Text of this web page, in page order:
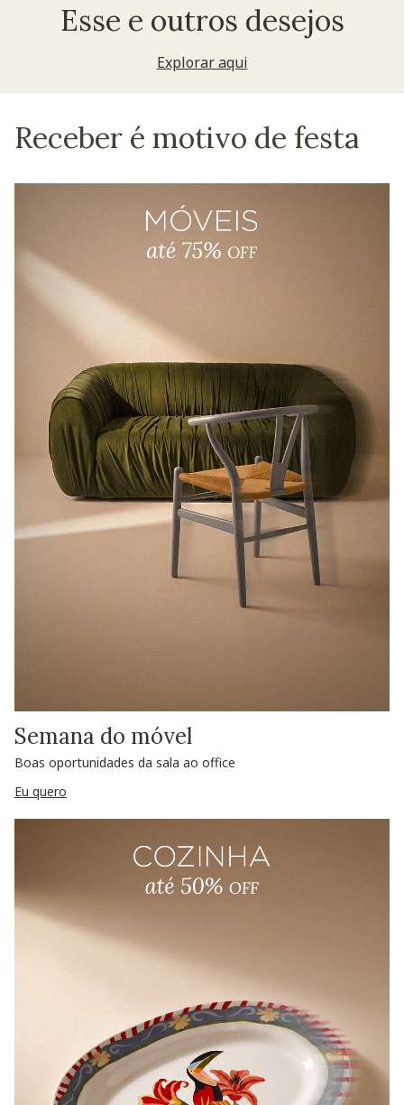
Esse e outros desejos
Explorar aqui
Receber é motivo de festa
Semana do móvel
Boas oportunidades da sala ao office
Eu quero